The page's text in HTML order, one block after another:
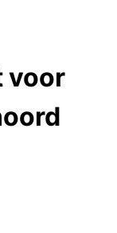
voor